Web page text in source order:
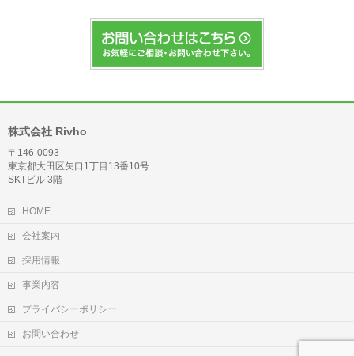
株式会社 Rivho
〒146-0093
東京都大田区矢口1丁目13番10号
SKTビル 3階
HOME
会社案内
採用情報
事業内容
プライバシーポリシー
お問い合わせ